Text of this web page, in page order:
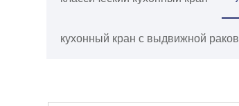
кухонный кран с выдвижной